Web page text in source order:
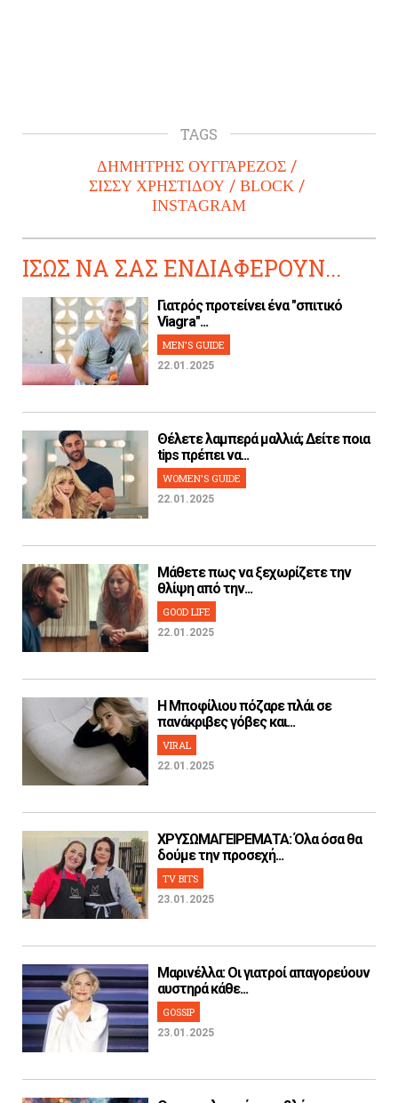
TAGS
ΔΗΜΗΤΡΗΣ ΟΥΓΓΑΡΕΖΟΣ
ΣΙΣΣΥ ΧΡΗΣΤΙΔΟΥ
BLOCK
INSTAGRAM
ΙΣΩΣ ΝΑ ΣΑΣ ΕΝΔΙΑΦΕΡΟΥΝ...
Γιατρός προτείνει ένα "σπιτικό
Viagra"...
MEN'S GUIDE
22.01.2025
Θέλετε λαμπερά μαλλιά; Δείτε ποια
tips πρέπει να...
WOMEN'S GUIDE
22.01.2025
Μάθετε πως να ξεχωρίζετε την
θλίψη από την...
GOOD LIFE
22.01.2025
H Μποφίλιου πόζαρε πλάι σε
πανάκριβες γόβες και...
VIRAL
22.01.2025
ΧΡΥΣΩΜΑΓΕΙΡΕΜΑΤΑ: Όλα όσα θα
δούμε την προσεχή...
TV BITS
23.01.2025
Μαρινέλλα: Οι γιατροί απαγορεύουν
αυστηρά κάθε...
GOSSIP
23.01.2025